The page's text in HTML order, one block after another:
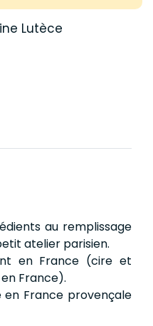
Lutèce
au remplissage
atelier parisien.
en France (cire et
France).
en France provençale